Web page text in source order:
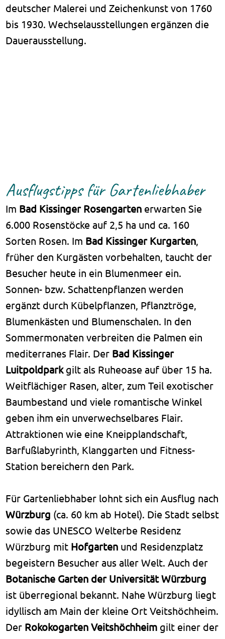
deutscher Malerei und Zeichenkunst von 1760
bis 1930. Wechselausstellungen ergänzen die
Dauerausstellung.
Ausflugstipps für Gartenliebhaber
Im Bad Kissinger Rosengarten erwarten Sie
6.000 Rosenstöcke auf 2,5 ha und ca. 160
Sorten Rosen. Im Bad Kissinger Kurgarten,
früher den Kurgästen vorbehalten, taucht der
Besucher heute in ein Blumenmeer ein.
Sonnen- bzw. Schattenpflanzen werden
ergänzt durch Kübelpflanzen, Pflanztröge,
Blumenkästen und Blumenschalen. In den
Sommermonaten verbreiten die Palmen ein
mediterranes Flair. Der Bad Kissinger
Luitpoldparkgilt als Ruheoase auf über 15 ha.
Weitflächiger Rasen, alter, zum Teil exotischer
Baumbestand und viele romantische Winkel
geben ihm ein unverwechselbares Flair.
Attraktionen wie eine Kneipplandschaft,
Barfußlabyrinth, Klanggarten und Fitness-
Station bereichern den Park.
Für Gartenliebhaber lohnt sich ein Ausflug nach
Würzburg (ca. 60 km ab Hotel). Die Stadt selbst
sowie das UNESCO Welterbe Residenz
Würzburg mit Hofgarten und Residenzplatz
begeistern Besucher aus aller Welt. Auch der
Botanische Garten der Universität Würzburg
ist überregional bekannt. Nahe Würzburg liegt
idyllisch am Main der kleine Ort Veitshöchheim.
Der Rokokogarten Veitshöchheim gilt einer der